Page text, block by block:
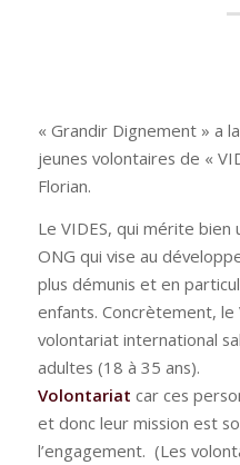
« Grandir Dignement » a
jeunes volontaires de «
Florian.
Le VIDES, qui mérite
ONG qui vise au
plus démunis et en
enfants. Concrètement, le
volontariat international
adultes (18 à 35 ans).
Volontariat car ces
et donc leur mission est
l’engagement. (Les